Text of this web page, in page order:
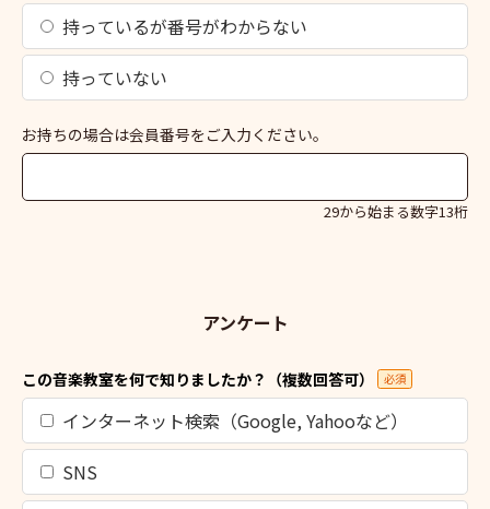
持っているが番号がわからない
持っていない
お持ちの場合は会員番号をご入力ください。
29から始まる数字13桁
アンケート
この音楽教室を何で知りましたか？（複数回答可） 必須
インターネット検索（Google, Yahooなど）
SNS